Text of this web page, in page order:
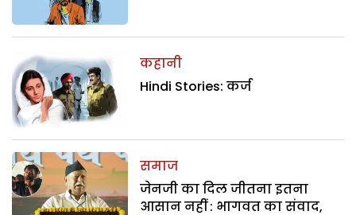
कहानी
Hindi Stories: कर्ज
समाज
जेनजी का दिल जीतना इतना
आसान नहीं : भागवत का संवाद,